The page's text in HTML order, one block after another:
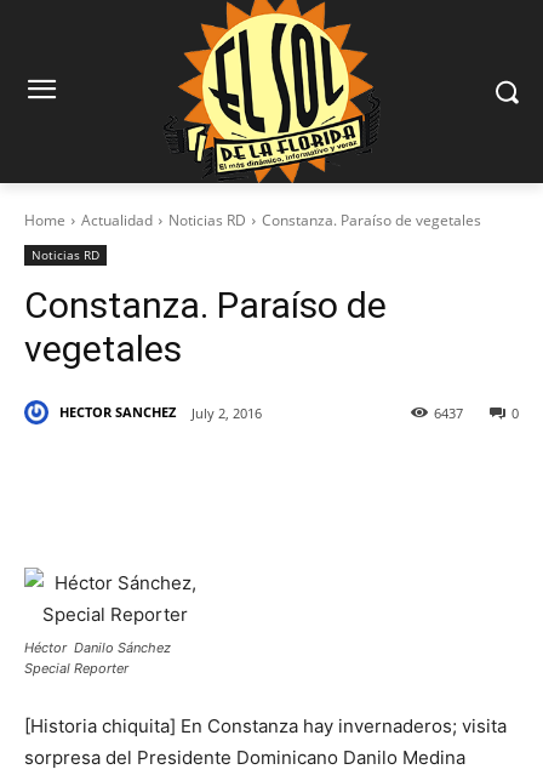
Home Actualidad Noticias RD Constanza. Paraíso de vegetales
Noticias RD
Constanza. Paraíso de
vegetales
HECTOR SANCHEZ July 2, 2016 0
6437
Héctor Danilo Sánchez
Special Reporter
[Historia chiquita] En Constanza hay invernaderos; visita
sorpresa del Presidente Dominicano Danilo Medina